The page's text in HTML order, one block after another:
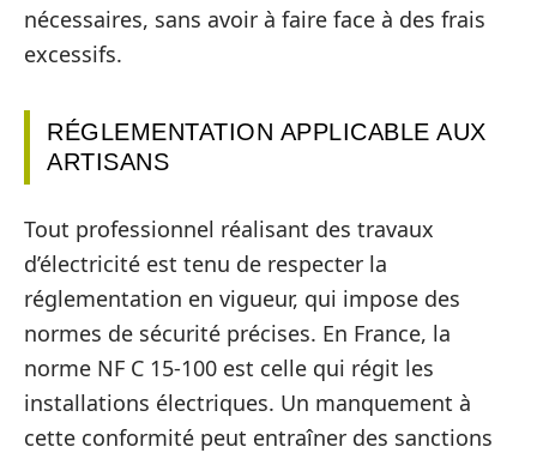
nécessaires, sans avoir à faire face à des frais
excessifs.
RÉGLEMENTATION APPLICABLE AUX
ARTISANS
Tout professionnel réalisant des travaux
d’électricité est tenu de respecter la
réglementation en vigueur, qui impose des
normes de sécurité précises. En France, la
norme NF C 15-100 est celle qui régit les
installations électriques. Un manquement à
cette conformité peut entraîner des sanctions